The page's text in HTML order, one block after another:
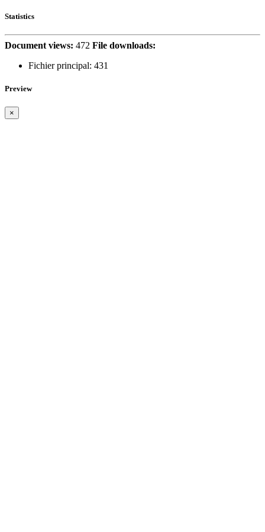
Statistics
Document views: 472 File downloads:
Fichier principal: 431
Preview
×